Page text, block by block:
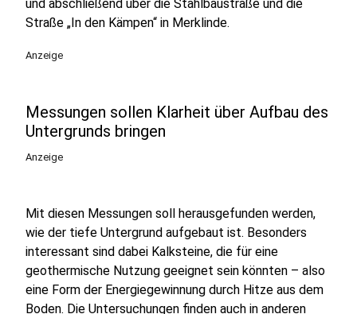
und abschließend über die Stahlbaustraße und die
Straße „In den Kämpen“ in Merklinde.
Anzeige
Messungen sollen Klarheit über Aufbau des
Untergrunds bringen
Anzeige
Mit diesen Messungen soll herausgefunden werden,
wie der tiefe Untergrund aufgebaut ist. Besonders
interessant sind dabei Kalksteine, die für eine
geothermische Nutzung geeignet sein könnten – also
eine Form der Energiegewinnung durch Hitze aus dem
Boden. Die Untersuchungen finden auch in anderen